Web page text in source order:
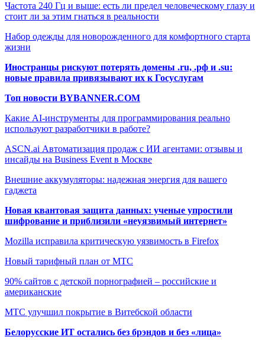
Частота 240 Гц и выше: есть ли предел человеческому глазу и
стоит ли за этим гнаться в реальности
Набор одежды для новорожденного для комфортного старта
жизни
Иностранцы рискуют потерять домены .ru, .рф и .su:
новые правила привязывают их к Госуслугам
Топ новости BYBANNER.COM
Какие AI-инструменты для программирования реально
используют разработчики в работе?
ASCN.ai Автоматизация продаж с ИИ агентами: отзывы и
инсайды на Business Event в Москве
Внешние аккумуляторы: надежная энергия для вашего
гаджета
Новая квантовая защита данных: ученые упростили
шифрование и приблизили «неуязвимый интернет»
Mozilla исправила критическую уязвимость в Firefox
Новый тарифный план от МТС
90% сайтов с детской порнографией – российские и
американские
МТС улучшил покрытие в Витебской области
Белорусские ИТ остались без брэндов и без «лица»